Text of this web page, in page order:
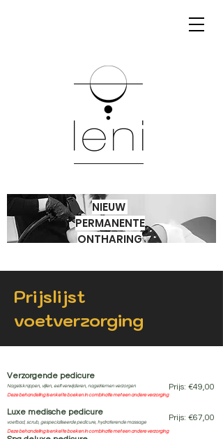
NIEUW
PERMANENTE
ONTHARING
Prijslijst
voetverzorging
Verzorgende pedicure
Nagels knippen, vijlen, eelt verwijderen, nagelriemen verzorgen
Deze behandeling is enkel te boeken in combinatie met een andere verzorging
Luxe medische pedicure
voetbad, scrub, gespecialiseerde pedicure, hydraterende massage
Deze behandeling is enkel te boeken in combinatie met een andere verzorging
Prijs: €49,00
Prijs: €67,00